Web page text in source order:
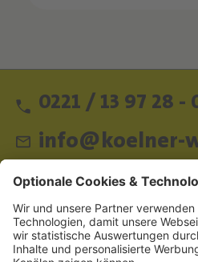
0221 / 13 97 28 -
info@koelner-
Schnellzugriff
ZAHLUNGSMETHODEN